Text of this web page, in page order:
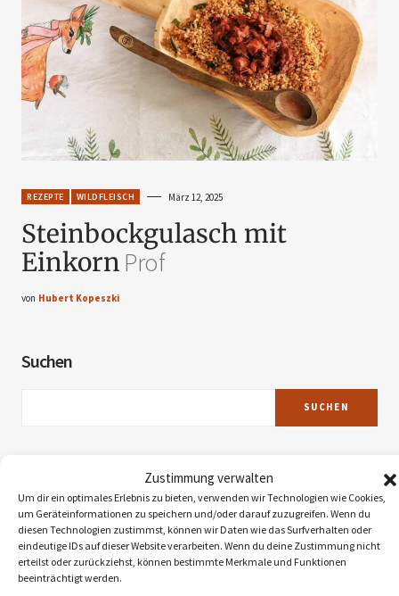
Zustimmung verwalten
Um dir ein optimales Erlebnis zu bieten, verwenden wir Technologien wie Cookies,
um Geräteinformationen zu speichern und/oder darauf zuzugreifen. Wenn du
diesen Technologien zustimmst, können wir Daten wie das Surfverhalten oder
eindeutige IDs auf dieser Website verarbeiten. Wenn du deine Zustimmung nicht
erteilst oder zurückziehst, können bestimmte Merkmale und Funktionen
beeinträchtigt werden.
REZEPTE WILDFLEISCH März 12, 2025
Steinbockgulasch mit
EinkornProf
von Hubert Kopeszki
Suchen
SUCHEN
Neueste Beiträge
Die Landy-Retter
Myxomatose beim Feldhasen